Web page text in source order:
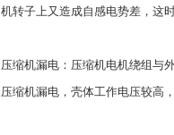
机转子上又造成自感电势差，这
压缩机漏电：压缩机电机绕组与
压缩机漏电，壳体工作电压较高